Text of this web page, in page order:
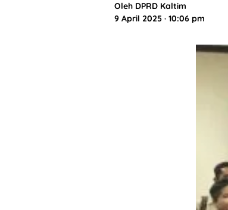
Oleh DPRD Kaltim
9 April 2025 · 10:06 pm